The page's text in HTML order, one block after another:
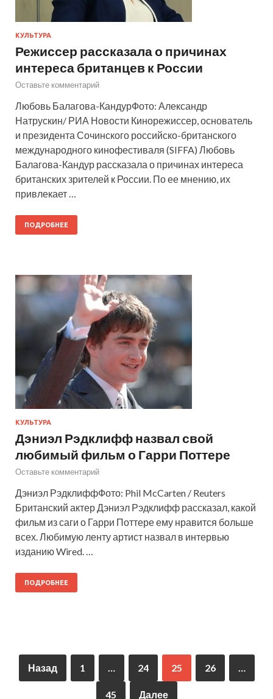
КУЛЬТУРА
Режиссер рассказала о причинах
интереса британцев к России
Оставьте комментарий
Любовь Балагова-КандурФото: Александр
Натрускин/ РИА Новости Кинорежиссер, основатель
и президента Сочинского российско-британского
международного кинофестиваля (SIFFA) Любовь
Балагова-Кандур рассказала о причинах интереса
британских зрителей к России. По ее мнению, их
привлекает …
ПОДРОБНЕЕ
КУЛЬТУРА
Дэниэл Рэдклифф назвал свой
любимый фильм о Гарри Поттере
Оставьте комментарий
Дэниэл РэдклиффФото: Phil McCarten / Reuters
Британский актер Дэниэл Рэдклифф рассказал, какой
фильм из саги о Гарри Поттере ему нравится больше
всех. Любимую ленту артист назвал в интервью
изданию Wired. …
ПОДРОБНЕЕ
Назад 1 24 25 26
45 Далее